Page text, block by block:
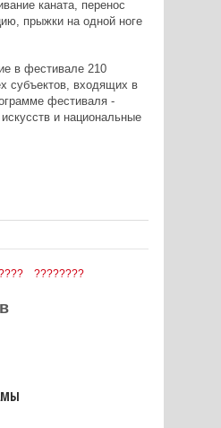
каната, перенос
прыжки на одной ноге
в фестивале 210
субъектов, входящих в
фестиваля -
и национальные
????????